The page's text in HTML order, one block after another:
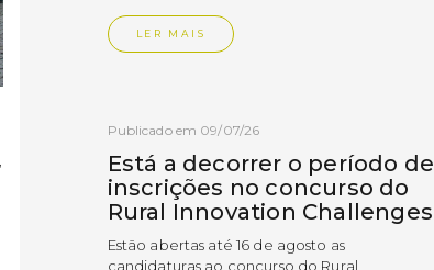
LER MAIS
Publicado em 09/07/26
Está a decorrer o período de
inscrições no concurso do
Rural Innovation Challenges
Estão abertas até 16 de agosto as
candidaturas ao concurso do Rural